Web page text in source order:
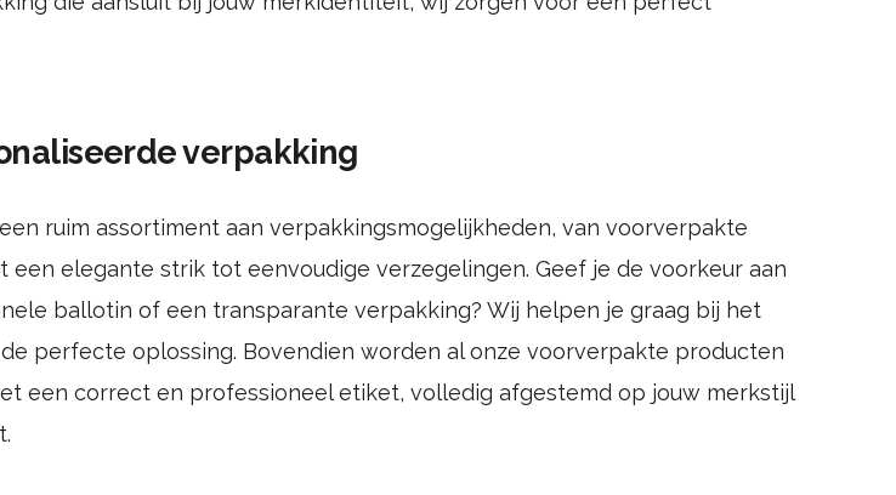
verpakking
ruim assortiment aan verpakkingsmogelijkheden, van voorverpakte
een elegante strik tot eenvoudige verzegelingen. Geef je de voorkeur aan
ballotin of een transparante verpakking? Wij helpen je graag bij het
perfecte oplossing. Bovendien worden al onze voorverpakte producten
een correct en professioneel etiket, volledig afgestemd op jouw merkstijl